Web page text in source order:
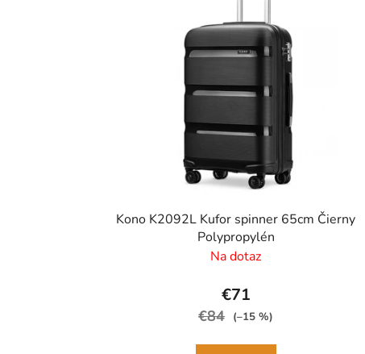
Kono K2092L Kufor spinner 65cm Čierny
Polypropylén
Na dotaz
€71
€84 (–15 %)